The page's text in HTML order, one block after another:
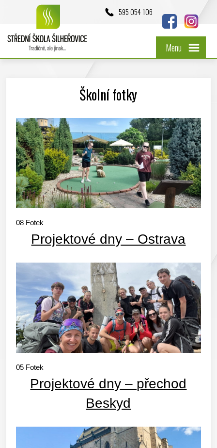
595 054 106
Menu
Školní fotky
08 Fotek
Projektové dny – Ostrava
05 Fotek
Projektové dny – přechod
Beskyd